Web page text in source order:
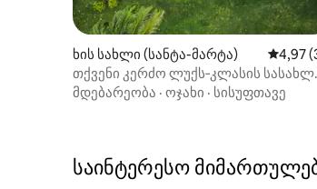
ხის სახლი (სანტა-მარტა)
4,97
თქვენი კერძო ლუქს‑კლასის
ტაირონაში
მდებარეობა · ოჯახი · სისუფთავე
საინტერესო